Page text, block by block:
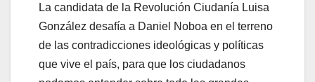
La candidata de la Revolución Ciudanía Luisa
González desafía a Daniel Noboa en el terreno
de las contradicciones ideológicas y políticas
que vive el país, para que los ciudadanos